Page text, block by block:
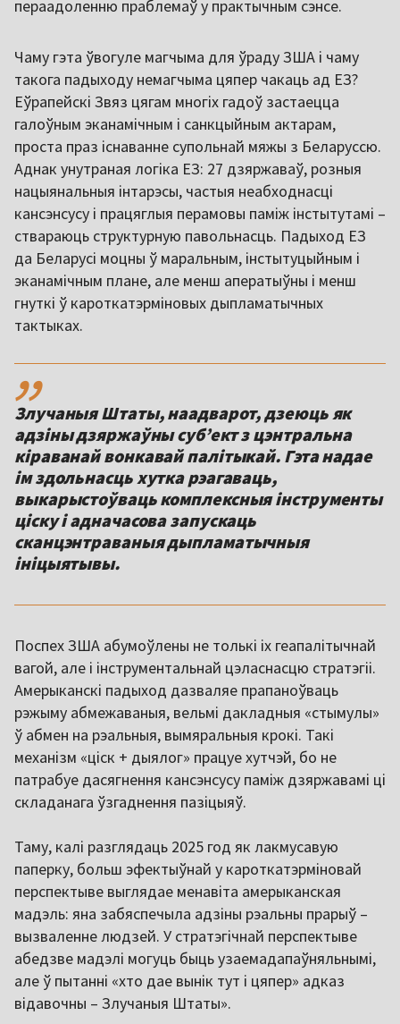
пераадоленню праблемаў у практычным сэнсе.
Чаму гэта ўвогуле магчыма для ўраду ЗША і чаму
такога падыходу немагчыма цяпер чакаць ад ЕЗ?
Еўрапейскі Звяз цягам многіх гадоў застаецца
галоўным эканамічным і санкцыйным актарам,
проста праз існаванне супольнай мяжы з Беларуссю.
Аднак унутраная логіка ЕЗ: 27 дзяржаваў, розныя
нацыянальныя інтарэсы, частыя неабходнасці
кансэнсусу і працяглыя перамовы паміж інстытутамі –
ствараюць структурную павольнасць. Падыход ЕЗ
да Беларусі моцны ў маральным, інстытуцыйным і
эканамічным плане, але менш аператыўны і менш
гнуткі ў кароткатэрміновых дыпламатычных
тактыках.
,,
Злучаныя Штаты, наадварот, дзеюць як
адзіны дзяржаўны субʼект з цэнтральна
кіраванай вонкавай палітыкай. Гэта надае
ім здольнасць хутка рэагаваць,
выкарыстоўваць комплексныя інструменты
ціску і адначасова запускаць
сканцэнтраваныя дыпламатычныя
ініцыятывы.
Поспех ЗША абумоўлены не толькі іх геапалітычнай
вагой, але і інструментальнай цэласнасцю стратэгіі.
Амерыканскі падыход дазваляе прапаноўваць
рэжыму абмежаваныя, вельмі дакладныя «стымулы»
ў абмен на рэальныя, вымяральныя крокі. Такі
механізм «ціск + дыялог» працуе хутчэй, бо не
патрабуе дасягнення кансэнсусу паміж дзяржавамі ці
складанага ўзгаднення пазіцыяў.
Таму, калі разглядаць 2025 год як лакмусавую
паперку, больш эфектыўнай у кароткатэрміновай
перспектыве выглядае менавіта амерыканская
мадэль: яна забяспечыла адзіны рэальны прарыў –
вызваленне людзей. У стратэгічнай перспектыве
абедзве мадэлі могуць быць узаемадапаўняльнымі,
але ў пытанні «хто дае вынік тут і цяпер» адказ
відавочны – Злучаныя Штаты».